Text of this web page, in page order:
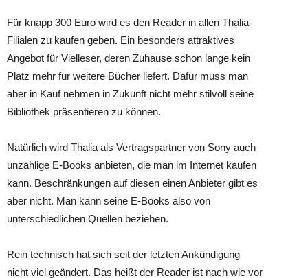
Für knapp 300 Euro wird es den Reader in allen Thalia-
Filialen zu kaufen geben. Ein besonders attraktives
Angebot für Vielleser, deren Zuhause schon lange kein
Platz mehr für weitere Bücher liefert. Dafür muss man
aber in Kauf nehmen in Zukunft nicht mehr stilvoll seine
Bibliothek präsentieren zu können.
Natürlich wird Thalia als Vertragspartner von Sony auch
unzählige E-Books anbieten, die man im Internet kaufen
kann. Beschränkungen auf diesen einen Anbieter gibt es
aber nicht. Man kann seine E-Books also von
unterschiedlichen Quellen beziehen.
Rein technisch hat sich seit der letzten Ankündigung
nicht viel geändert. Das heißt der Reader ist nach wie vor